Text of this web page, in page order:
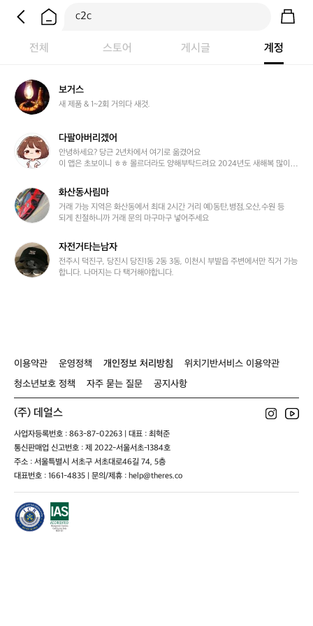
전체 스토어 게시글 계정
보
거
스
보거스
새 제품 & 1~2회 거의다 새것.
다
팔
리
겠
어
다팔아버리겠어
안녕하세요? 당근 2년차에서 여기로 옮겼어요
이 앱은 초보이니 ㅎㅎ 몰르더라도 양해부탁드려요 2024년도 새해복 많이 받
화
산
동
림
마
화산동사림마
거래 가능 지역은 화산동에서 최대 2시간 거리 예)동탄,병점,오산,수원 등
되게 친절하니까 거래 문의 마구마구 넣어주세요
자
전
거
자전거타는남자
전주시 덕진구, 당진시 당진1동 2동 3동, 이천시 부발읍 주변에서만 직거 가능
합니다. 나머지는 다 택거해야합니다.
이용약관 운영정책 개인정보 처리방침
위치기반서비스 이용약관
청소년보호 정책
자주 묻는 질문 공지사항
(주) 데얼스
사업자등록번호 : 863-87-02263 | 대표 : 최혁준
통신판매업 신고번호 : 제 2022-서울서초-1384호
주소 : 서울특별시 서초구 서초대로46길 74, 5층
대표번호 : 1661-4835 | 문의/제휴 : help@theres.co